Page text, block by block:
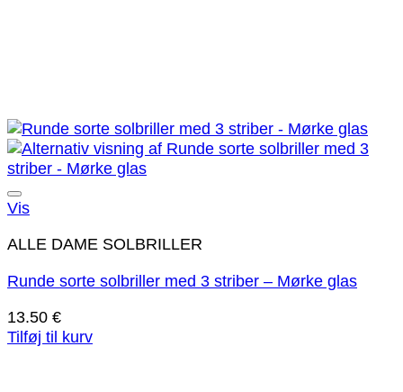
Vis
ALLE DAME SOLBRILLER
Runde sorte solbriller med 3 striber – Mørke glas
13.50 €
Tilføj til kurv